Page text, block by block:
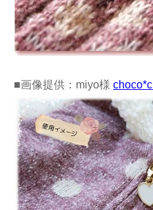
■画像提供：miyo様